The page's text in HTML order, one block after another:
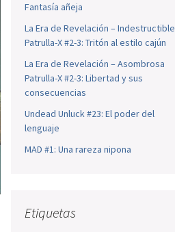
Fantasía añeja
La Era de Revelación – Indestructible
Patrulla-X #2-3: Tritón al estilo cajún
La Era de Revelación – Asombrosa
Patrulla-X #2-3: Libertad y sus
consecuencias
Undead Unluck #23: El poder del
lenguaje
MAD #1: Una rareza nipona
Etiquetas